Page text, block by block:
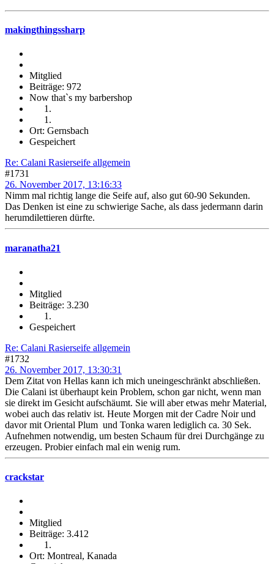
makingthingssharp
Mitglied
Beiträge: 972
Now that`s my barbershop
Ort: Gernsbach
Gespeichert
Re: Calani Rasierseife allgemein
#1731
26. November 2017, 13:16:33
Nimm mal richtig lange die Seife auf, also gut 60-90 Sekunden.
Das Denken ist eine zu schwierige Sache, als dass jedermann darin
herumdilettieren dürfte.
maranatha21
Mitglied
Beiträge: 3.230
Gespeichert
Re: Calani Rasierseife allgemein
#1732
26. November 2017, 13:30:31
Dem Zitat von Hellas kann ich mich uneingeschränkt abschließen.
Die Calani ist überhaupt kein Problem, schon gar nicht, wenn man
sie direkt im Gesicht aufschäumt. Sie will aber etwas mehr Material,
wobei auch das relativ ist. Heute Morgen mit der Cadre Noir und
davor mit Oriental Plum und Tonka waren lediglich ca. 30 Sek.
Aufnehmen notwendig, um besten Schaum für drei Durchgänge zu
erzeugen. Probier einfach mal ein wenig rum.
crackstar
Mitglied
Beiträge: 3.412
Ort: Montreal, Kanada